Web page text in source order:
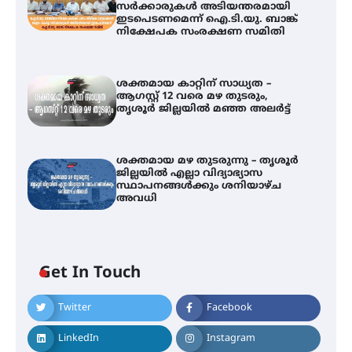
സർക്കാരുകൾ അടിയന്തരമായി
ഇടപെടണമെന്ന് ഐ.ടി.യു. ബാങ്ക്
നിക്ഷേപക സംരക്ഷണ സമിതി
ശക്തമായ കാറ്റിന് സാധ്യത –
ആഗസ്റ്റ് 12 വരെ മഴ തുടരും,
തൃശൂർ ജില്ലയിൽ മഞ്ഞ അലർട്ട്
ശക്തമായ മഴ തുടരുന്നു – തൃശൂർ
ജില്ലയിൽ എല്ലാ വിദ്യാഭ്യാസ
സ്ഥാപനങ്ങൾക്കും ശനിയാഴ്ച
അവധി
Get In Touch
Twitter Facebook
LinkedIn Instagram
ഐ.ടി.യു. ബാങ്കിലെ
നിക്ഷേപകർക്ക് പണം തിരികെ
ലഭ്യമാക്കാൻ കേന്ദ്ര-കേരള
സർക്കാരുകൾ അടിയന്തരമായി
ഇടപെടണമെന്ന് ഐ.ടി.യു. ബാങ്ക്
നിക്ഷേപക സംരക്ഷണ സമിതി